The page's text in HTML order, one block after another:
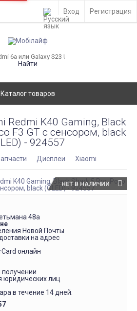
Вход Регистрация
Найти
Каталог товаров
Redmi K40 Gaming, Black
F3 GT с сенсором, black
- 924557
Дисплеи Xiaomi
НЕТ В НАЛИЧИИ
48а
Новой Почты
на адрес
онлайн
получении
юридических лиц
в течение 14 дней.